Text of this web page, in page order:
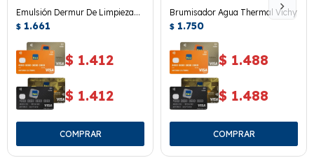
Emulsión Dermur De Limpieza
250 Ml.
$ 1.661
$ 1.412
$ 1.412
Brumisador Agua Thermal Vichy
$ 1.750
$ 1.488
$ 1.488